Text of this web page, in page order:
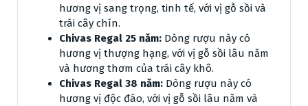
hương vị sang trọng, tinh tế, với vị gỗ sồi và
trái cây chín.
Chivas Regal 25 năm: Dòng rượu này có
hương vị thượng hạng, với vị gỗ sồi lâu năm
và hương thơm của trái cây khô.
Chivas Regal 38 năm: Dòng rượu này có
hương vị độc đáo, với vị gỗ sồi lâu năm và